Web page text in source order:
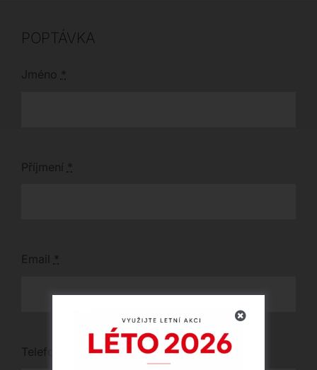
konstrukce a
polyuretanové pěny je
POPTÁVKA
Jméno *
Příjmení *
Email *
Telefon